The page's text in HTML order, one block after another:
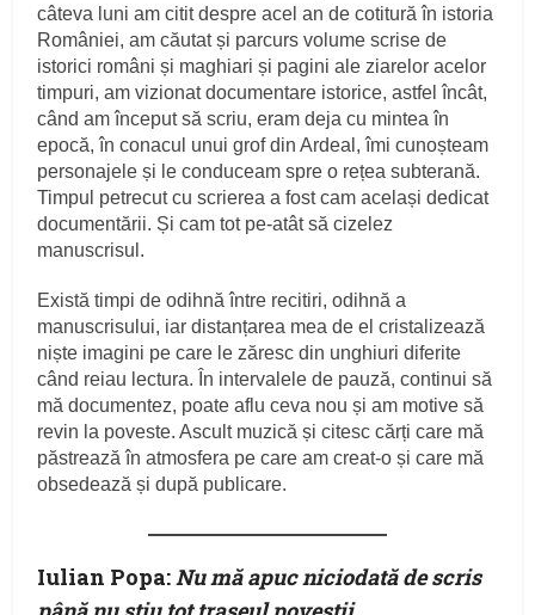
câteva luni am citit despre acel an de cotitură în istoria
României, am căutat și parcurs volume scrise de
istorici români și maghiari și pagini ale ziarelor acelor
timpuri, am vizionat documentare istorice, astfel încât,
când am început să scriu, eram deja cu mintea în
epocă, în conacul unui grof din Ardeal, îmi cunoșteam
personajele și le conduceam spre o rețea subterană.
Timpul petrecut cu scrierea a fost cam același dedicat
documentării. Și cam tot pe-atât să cizelez
manuscrisul.
Există timpi de odihnă între recitiri, odihnă a
manuscrisului, iar distanțarea mea de el cristalizează
niște imagini pe care le zăresc din unghiuri diferite
când reiau lectura. În intervalele de pauză, continui să
mă documentez, poate aflu ceva nou și am motive să
revin la poveste. Ascult muzică și citesc cărți care mă
păstrează în atmosfera pe care am creat-o și care mă
obsedează și după publicare.
Iulian Popa:Nu mă apuc niciodată de scris